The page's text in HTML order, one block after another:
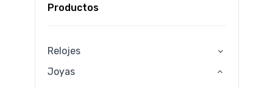
Productos
Relojes
Joyas